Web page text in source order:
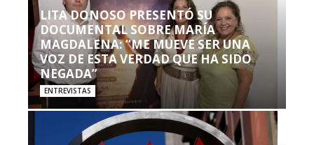
LITA DONOSO PRESENTÓ SU
DOCUMENTAL SOBRE MARÍA
MAGDALENA: “ME MUEVE SER UNA
VOZ DE ESTA VERDAD QUE HA SIDO
NEGADA”
ENTREVISTAS